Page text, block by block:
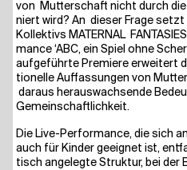
von Mut­ter­schaft nicht durch
niert wird? An die­ser Fra­ge
Kol­lek­tivs MATE­R­NAL
mance ‘ABC, ein Spiel ohne
auf­ge­führ­te Pre­mie­re erwei­tert
tio­nel­le Auf­fas­sun­gen von
dar­aus her­aus­wach­sen­de
Gemeinschaftlichkeit.
Die Live-Per­for­mance, die sich
auch für Kin­der geeig­net ist,
tisch ange­leg­te Struk­tur, bei